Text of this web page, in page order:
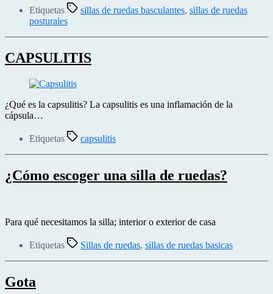
Etiquetas sillas de ruedas basculantes, sillas de ruedas
posturales
CAPSULITIS
¿Qué es la capsulitis? La capsulitis es una inflamación de la
cápsula…
Etiquetas capsulitis
¿Cómo escoger una silla de ruedas?
Para qué necesitamos la silla; interior o exterior de casa
Etiquetas Sillas de ruedas, sillas de ruedas basicas
Gota